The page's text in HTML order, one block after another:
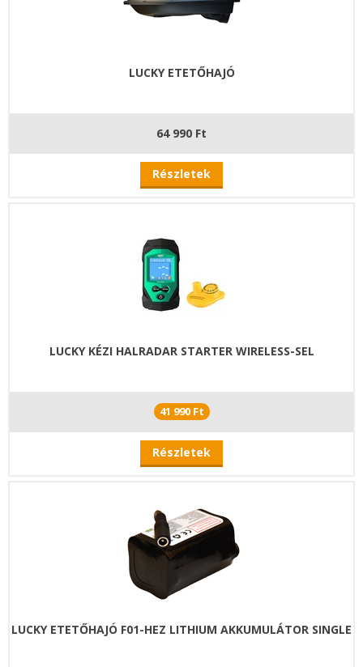
LUCKY ETETŐHAJÓ
64 990 Ft
Részletek
LUCKY KÉZI HALRADAR STARTER WIRELESS-SEL
41 990 Ft
Részletek
LUCKY ETETŐHAJÓ F01-HEZ LITHIUM AKKUMULÁTOR SINGLE